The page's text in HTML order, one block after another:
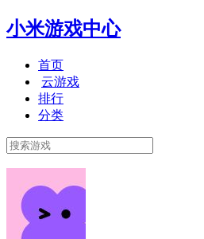
小米游戏中心
首页
云游戏
排行
分类